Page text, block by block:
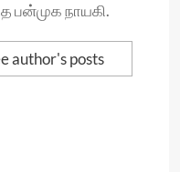
பன்முக நாயகி.
author's posts